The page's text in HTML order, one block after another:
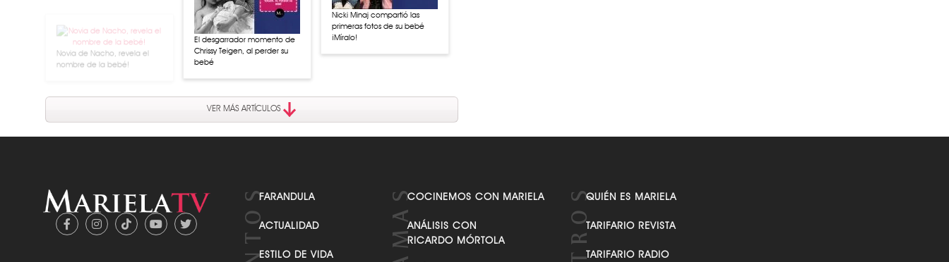
El desgarrador momento de
Chrissy Teigen, al perder su
bebé
Nicki Minaj compartió las
primeras fotos de su bebé
¡Míralo!
VER MÁS ARTÍCULOS
FARANDULA
ACTUALIDAD
ESTILO DE VIDA
COCINEMOS CON MARIELA
ANÁLISIS CON
RICARDO MÓRTOLA
QUIÉN ES MARIELA
TARIFARIO REVISTA
TARIFARIO RADIO